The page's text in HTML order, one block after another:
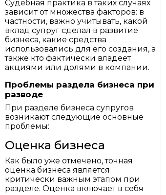
Судебная практика в таких случаях
зависит от множества факторов: в
частности, важно учитывать, какой
вклад супруг сделал в развитие
бизнеса, какие средства
использовались для его создания, а
также кто фактически владеет
акциями или долями в компании.
Проблемы раздела бизнеса при
разводе
При разделе бизнеса супругов
возникают следующие основные
проблемы:
Оценка бизнеса
Как было уже отмечено, точная
оценка бизнеса является
критически важным этапом при
разделе. Оценка включает в себя